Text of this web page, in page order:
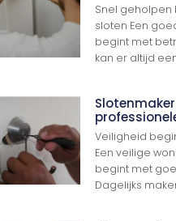
Snel
sloten Een
begint met
kan er altijd
Veiligheid
Een veilige
begint met
Dagelijks